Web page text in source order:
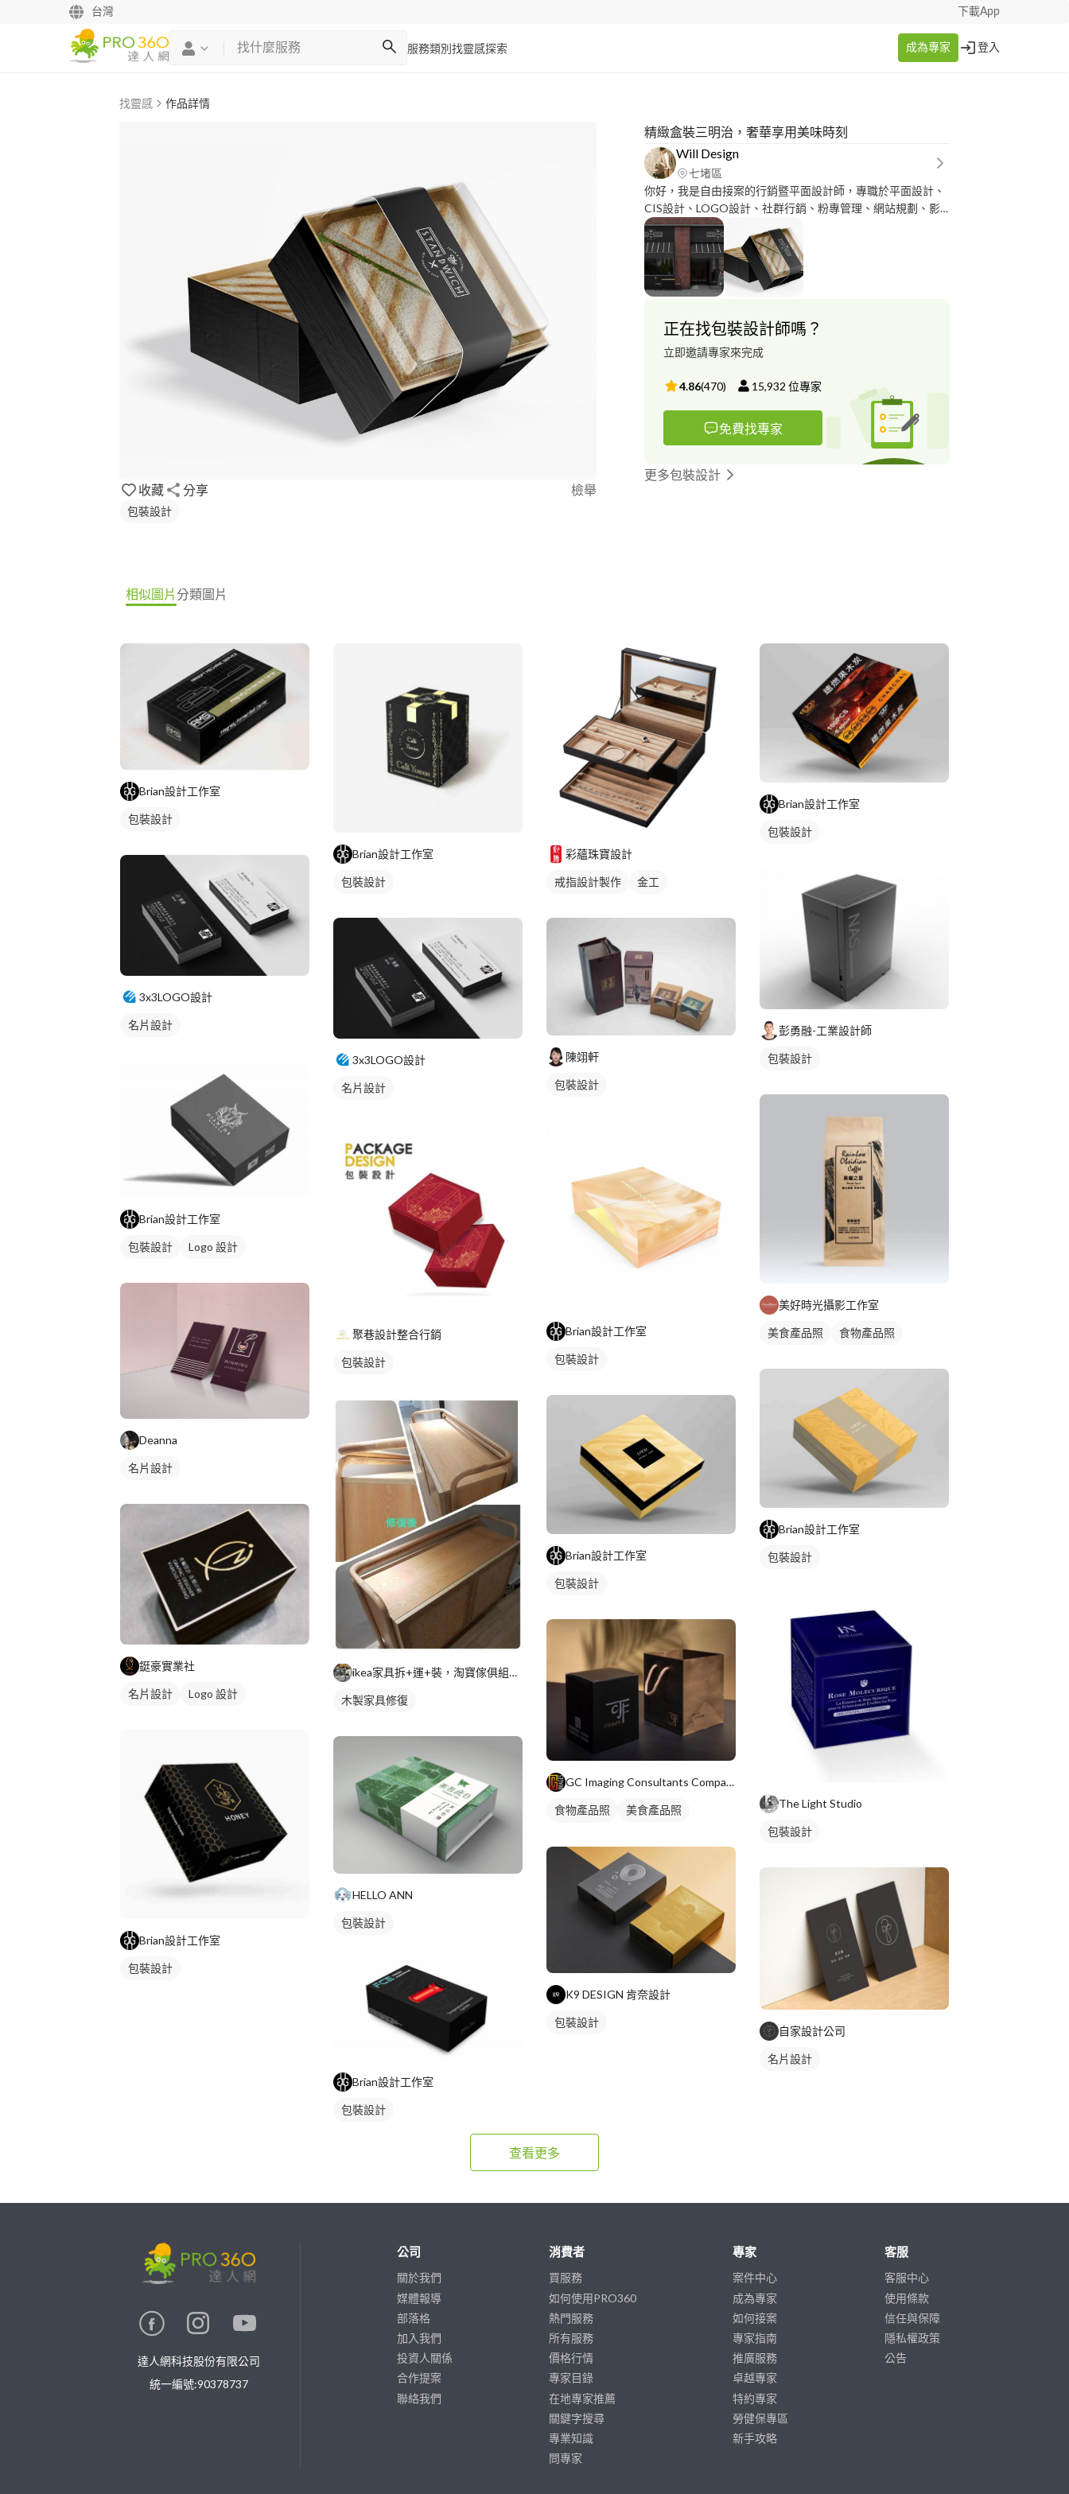
台灣 下載App
服務類別 找靈感探索 成為專家 登入
找靈感 作品詳情
收藏 分享 檢舉
包裝設計
精緻盒裝三明治，奢華享用美味時刻
Will Design
七堵區
你好，我是自由接案的行銷暨平面設計師，專職於平面設計、
CIS設計、LOGO設計、社群行銷、粉專管理、網站規劃、影
片剪輯後製、印刷品設計、簡報設計排版。 初步可先加LINE或
mail討論大致風格或執行方向，定案後會先提供初稿調整編
修，後續確認完稿後才會上架或提供檔案。 確定合作後須先付
一半訂金，完稿後收尾款，另可提供合約簽署。 看更多相關經
歷作品 請至https://willdesign0710.wixsite.com/willdesign ※
皆會收取費用，因此請先閱覽過作品後確定進行合作再洽談，
謝謝您。
正在找包裝設計師嗎？
立即邀請專家來完成
4.86(470) 15,932 位專家
免費找專家
更多包裝設計
相似圖片分類圖片
Brian設計工作室
包裝設計
3x3LOGO設計
名片設計
Brian設計工作室
包裝設計 Logo 設計
Deanna
名片設計
鋌豪實業社
名片設計 Logo 設計
Brian設計工作室
包裝設計
Brian設計工作室
包裝設計
3x3LOGO設計
名片設計
聚巷設計整合行銷
包裝設計
ikea家具拆+運+裝，淘寶傢俱組裝，家具維修
木製家具修復
HELLO ANN
包裝設計
Brian設計工作室
包裝設計
彩蘊珠寶設計
戒指設計製作 金工
陳翊軒
包裝設計
Brian設計工作室
包裝設計
Brian設計工作室
包裝設計
GC Imaging Consultants Company
食物產品照
美食產品照
K9 DESIGN 肯奈設計
包裝設計
Brian設計工作室
包裝設計
彭勇融-工業設計師
包裝設計
美好時光攝影工作室
美食產品照 食物產品照
Brian設計工作室
包裝設計
The Light Studio
包裝設計
自家設計公司
名片設計
查看更多
達人網科技股份有限公司
統一編號:90378737
公司
關於我們
媒體報導
部落格
加入我們
投資人關係
合作提案
聯絡我們
消費者
買服務
如何使用PRO360
熱門服務
所有服務
價格行情
專家目錄
在地專家推薦
關鍵字搜尋
專業知識
問專家
專家
案件中心
成為專家
如何接案
專家指南
推廣服務
卓越專家
特約專家
勞健保專區
新手攻略
客服
客服中心
使用條款
信任與保障
隱私權政策
公告